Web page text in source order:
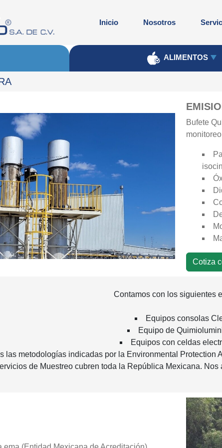
Inicio Nosotros
ALIMENTOS
Bufete
Cotiza
Contamos con los siguientes
Equipos consolas
Equipo de
Equipos con celdas
las metodologías indicadas por la Environmental Protection
de Muestreo cubren toda la República Mexicana.